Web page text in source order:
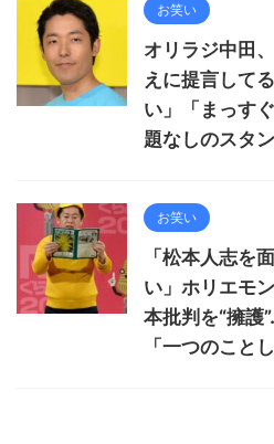
お笑い
オリラジ中田
えに提言して
い」「まっす
題なしのスタ
お笑い
「松本人志を
い」ホリエモ
本批判を“擁護
「一つのこと